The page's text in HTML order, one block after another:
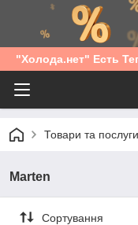
"Холода.нет" Есть
Товари та послуги
Marten
Сортування